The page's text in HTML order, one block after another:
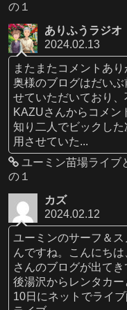
の１
ありふうラジオ
2024.02.13
またまたコメントあり
奥様のブログはだい
せていただいており
KAZUさんからコメン
知り二人でビックし
用させていた...
ユーミン苗場ライ
の１
カズ
2024.02.12
ユーミンのサーフ＆
んですね。こんにち
さんのブログが出て
後湯沢からレンタカー
10日にネットでライブ